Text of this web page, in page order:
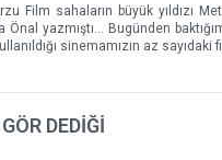
Film sahaların büyük yıldızı
Önal yazmıştı... Bugünden
sinemamızın az sayıdaki
DEDİĞİ